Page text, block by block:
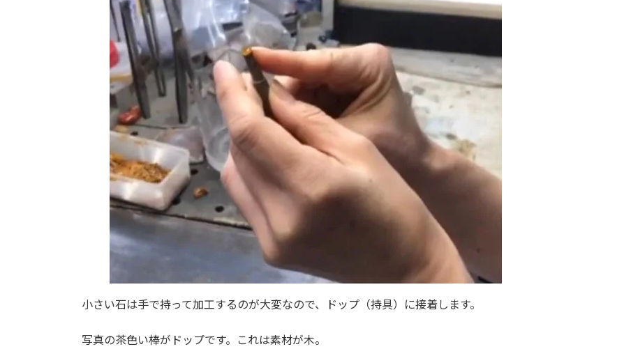
小さい石は手で持って加工するのが大変なので、ドップ（持具）に接着します。
写真の茶色い棒がドップです。これは素材が木。